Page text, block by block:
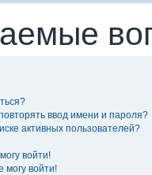
ввод имени и пароля?
активных пользователей?
войти!
могу войти!